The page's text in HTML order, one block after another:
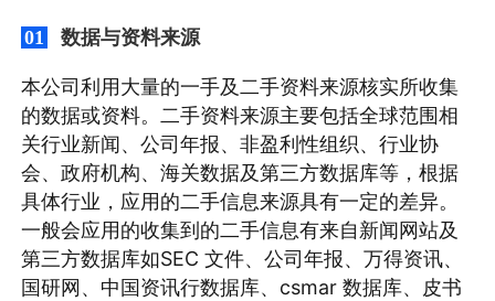
01 数据与资料来源
本公司利用大量的一手及二手资料来源核实所收集
的数据或资料。二手资料来源主要包括全球范围相
关行业新闻、公司年报、非盈利性组织、行业协
会、政府机构、海关数据及第三方数据库等，根据
具体行业，应用的二手信息来源具有一定的差异。
一般会应用的收集到的二手信息有来自新闻网站及
第三方数据库如SEC 文件、公司年报、万得资讯、
国研网、中国资讯行数据库、csmar 数据库、皮书